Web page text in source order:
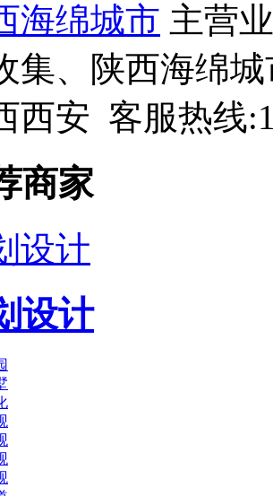
海绵城市 主营
集、陕西海绵
西安 客服热线
商家
设计
设计